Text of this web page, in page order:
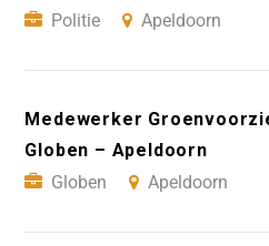
Politie
Apeldoorn
Medewerker
Globen – Apeldoorn
Globen
Apeldoorn